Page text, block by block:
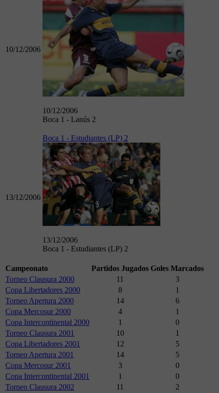
10/12/2006
10/12/2006
Boca 1 - Lanús 2
13/12/2006
Boca 1 - Estudiantes (LP) 2
13/12/2006
Boca 1 - Estudiantes (LP) 2
Campeonato Partidos Jugados Goles Marcados
Torneo Clausura 2000
11
3
Copa Libertadores 2000
8
1
Torneo Apertura 2000
14
6
Copa Mercosur 2000
4
1
Copa Intercontinental 2000
1
0
Torneo Clausura 2001
10
1
Copa Libertadores 2001
12
5
Torneo Apertura 2001
14
5
Copa Mercosur 2001
3
0
Copa Intercontinental 2001
1
0
Torneo Clausura 2002
11
2